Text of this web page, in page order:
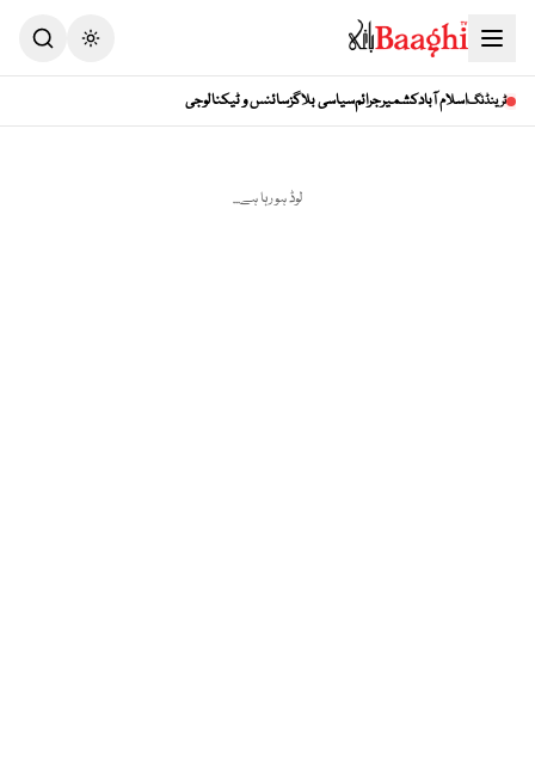
Toggle theme
ٹرینڈنگاسلام آبادکشمیرجرائمسیاسی بلاگزسائنس و ٹیکنالوجی
لوڈ ہو رہا ہے...